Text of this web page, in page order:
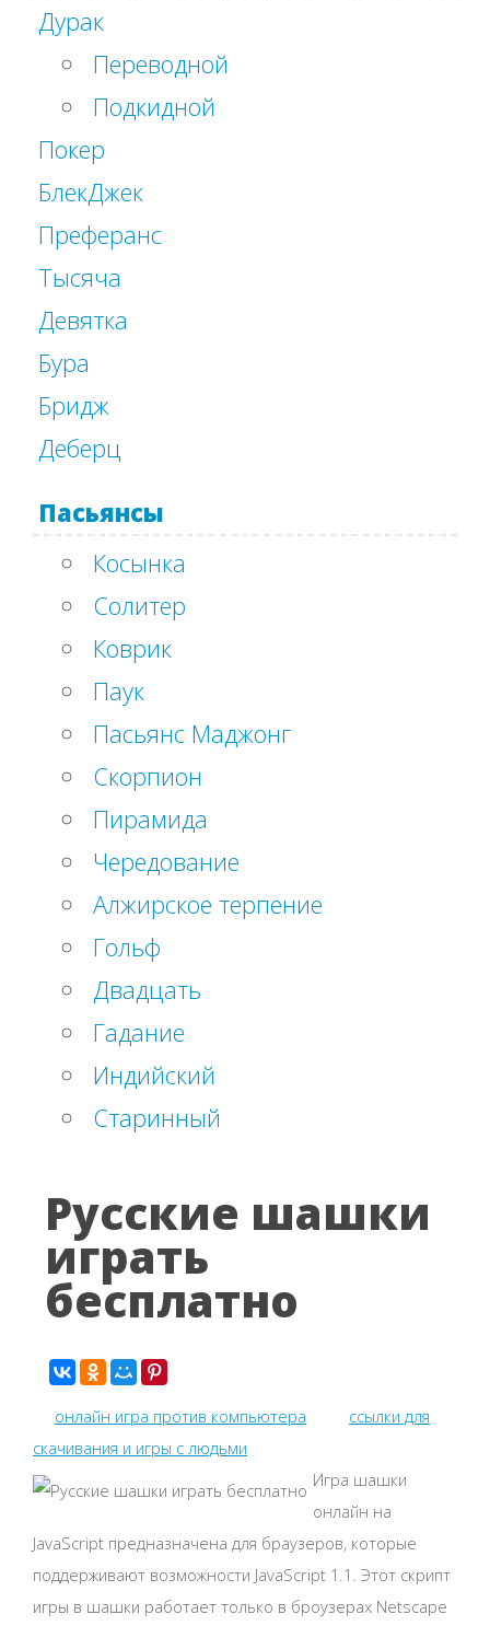
Дурак
Переводной
Подкидной
Покер
БлекДжек
Преферанс
Тысяча
Девятка
Бура
Бридж
Деберц
Пасьянсы
Косынка
Солитер
Коврик
Паук
Пасьянс Маджонг
Скорпион
Пирамида
Чередование
Алжирское терпение
Гольф
Двадцать
Гадание
Индийский
Старинный
Русские шашки
играть
бесплатно
онлайн игра против компьютера
ссылки для
скачивания и игры с людьми
Игра шашки
онлайн на
JavaScript предназначена для браузеров, которые
поддерживают возможности JavaScript 1.1. Этот скрипт
игры в шашки работает только в броузерах Netscape